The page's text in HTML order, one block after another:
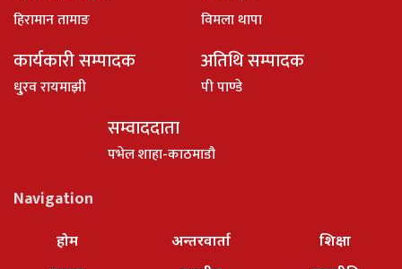
हिरामान तामाङ विमला थापा
कार्यकारी सम्पादक
धु्रव रायमाझी
अतिथि सम्पादक
पी पाण्डे
सम्वाददाता
पभेल शाहा-काठमाडौ
Navigation
होम
अन्तरवार्ता
शिक्षा